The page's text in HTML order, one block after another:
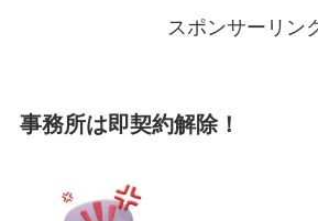
スポンサーリン
事務所は即契約解除！